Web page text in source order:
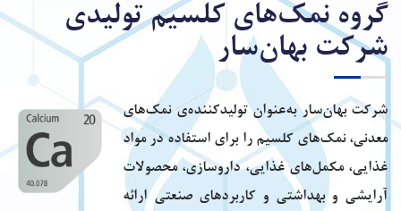
گروه نمک‌های کلسیم تولیدی
شرکت بهان‌سار
شرکت بهان‌سار به‌عنوان تولیدکننده‌ی نمک‌های
معدنی، نمک‌های کلسیم را برای استفاده در مواد
غذایی، مکمل‌های غذایی، داروسازی، محصولات
آرایشی و بهداشتی و کاربردهای صنعتی ارائه